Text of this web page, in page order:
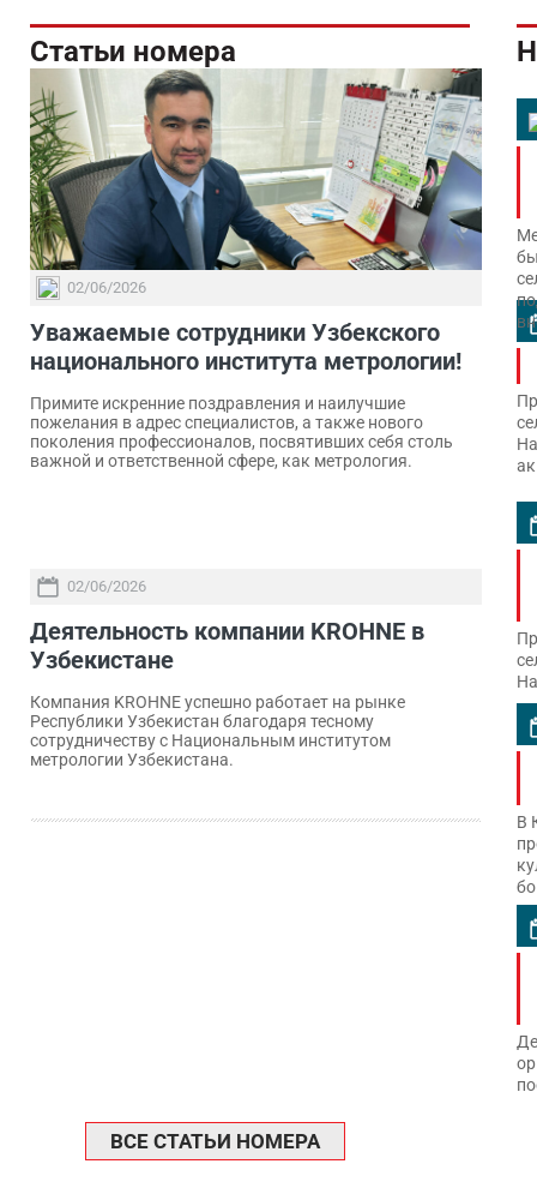
Статьи номера
02/06/2026
Уважаемые сотрудники Узбекского
национального института метрологии!
Примите искренние поздравления и наилучшие
пожелания в адрес специалистов, а также нового
поколения профессионалов, посвятивших себя столь
важной и ответственной сфере, как метрология.
02/06/2026
Деятельность компании KROHNE в
Узбекистане
Компания KROHNE успешно работает на рынке
Республики Узбекистан благодаря тесному
сотрудничеству с Национальным институтом
метрологии Узбекистана.
В
ВСЕ СТАТЬИ НОМЕРА